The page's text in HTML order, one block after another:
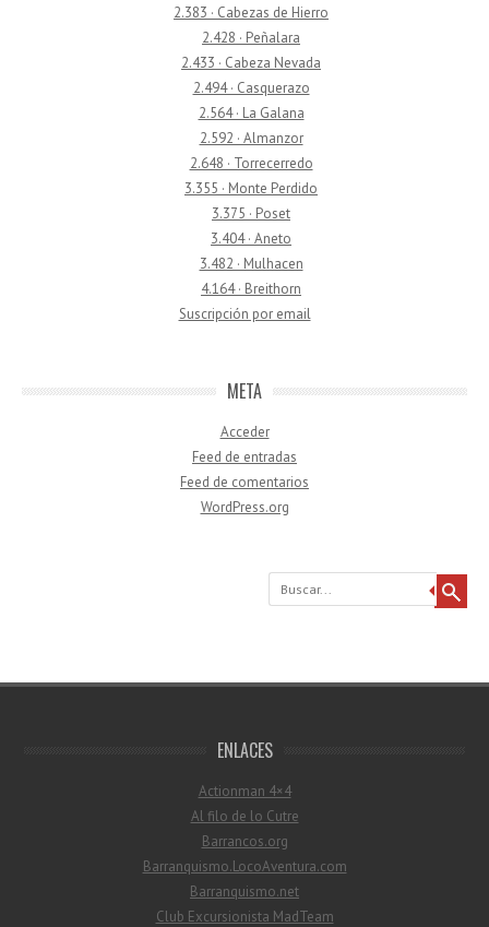
2.383 · Cabezas de Hierro
2.428 · Peñalara
2.433 · Cabeza Nevada
2.494 · Casquerazo
2.564 · La Galana
2.592 · Almanzor
2.648 · Torrecerredo
3.355 · Monte Perdido
3.375 · Poset
3.404 · Aneto
3.482 · Mulhacen
4.164 · Breithorn
Suscripción por email
META
Acceder
Feed de entradas
Feed de comentarios
WordPress.org
Buscar
ENLACES
Actionman 4×4
Al filo de lo Cutre
Barrancos.org
Barranquismo.LocoAventura.com
Barranquismo.net
Club Excursionista MadTeam